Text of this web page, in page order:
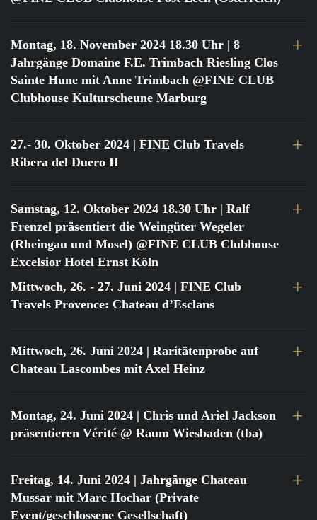
Montag, 18. November 2024 18.30 Uhr | 8
Jahrgänge Domaine F.E. Trimbach Riesling Clos
Sainte Hune mit Anne Trimbach @FINE CLUB
Clubhouse Kulturscheune Marburg
27.- 30. Oktober 2024 | FINE Club Travels
Ribera del Duero II
Samstag, 12. Oktober 2024 18.30 Uhr | Ralf
Frenzel präsentiert die Weingüter Wegeler
(Rheingau und Mosel) @FINE CLUB Clubhouse
Excelsior Hotel Ernst Köln
Mittwoch, 26. - 27. Juni 2024 | FINE Club
Travels Provence: Chateau d’Esclans
Mittwoch, 26. Juni 2024 | Raritätenprobe auf
Chateau Lascombes mit Axel Heinz
Montag, 24. Juni 2024 | Chris und Ariel Jackson
präsentieren Vérité @ Raum Wiesbaden (tba)
Freitag, 14. Juni 2024 | Jahrgänge Chateau
Mussar mit Marc Hochar (Private
Event/geschlossene Gesellschaft)